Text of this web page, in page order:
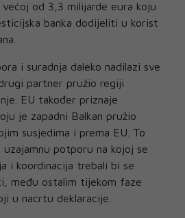
od 3,3 milijarde eura koju
banka dodijeliti u korist
i suradnja daleko nadilazi sve
partner pružio regiji
EU također priznaje
je zapadni Balkan pružio
susjedima i prema EU. To
uzajamnu potporu na kojoj se
i koordinacija trebali bi se
među ostalim tijekom faze
u nacrtu deklaracije.